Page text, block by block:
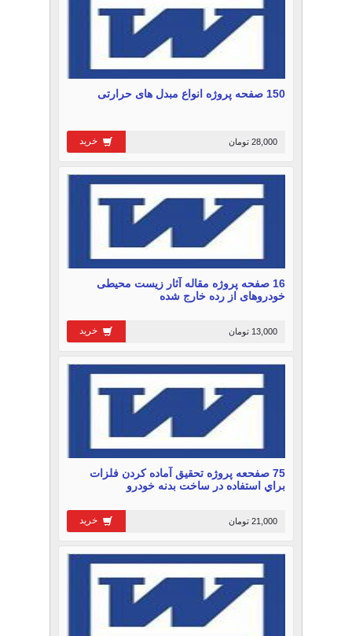
150 صفحه پروژه انواع مبدل های حرارتی
خرید 28,000 تومان
16 صفحه پروژه مقاله آثار زیست محیطی
خودروهای از رده خارج شده
خرید 13,000 تومان
75 صفحعه پروژه تحقیق آماده كردن فلزات
براي استفاده در ساخت بدنه خودرو
خرید 21,000 تومان